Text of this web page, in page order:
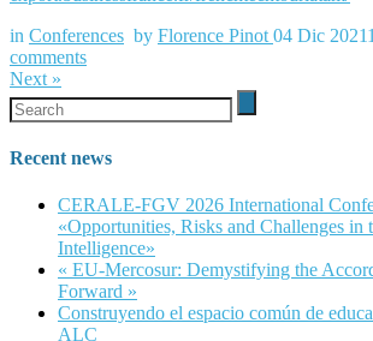
in Conferences by Florence Pinot 04 Dic 2021
comments
Next »
Recent news
CERALE-FGV 2026 International
«Opportunities, Risks and Challenges
Intelligence»
« EU-Mercosur: Demystifying the
Forward »
Construyendo el espacio común de
ALC